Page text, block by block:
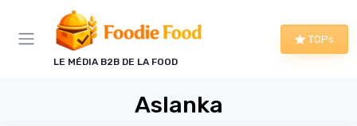
LE MÉDIA B2B DE LA FOOD
TOPs
Aslanka
Panneau de gestion des cookies